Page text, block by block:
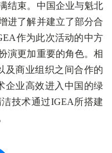
束。中国企业与魁北
进了解并建立了部分合
作为此次活动的中方
演更加重要的角色。相
及商业组织之间合作的
企业高效进入中国的绿
技术通过IGEA所搭建